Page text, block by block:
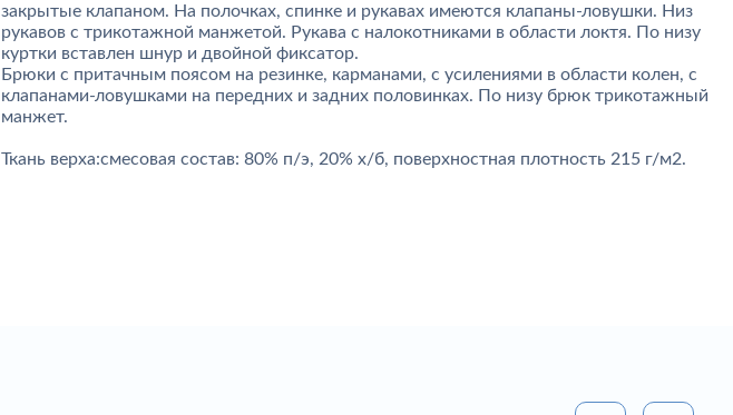
закрытые клапаном. На полочках, спинке и рукавах имеются клапаны-ловушки. Низ
рукавов с трикотажной манжетой. Рукава с налокотниками в области локтя. По низу
куртки вставлен шнур и двойной фиксатор.
Брюки с притачным поясом на резинке, карманами, с усилениями в области колен, с
клапанами-ловушками на передних и задних половинках. По низу брюк трикотажный
манжет.
Ткань верха:смесовая состав: 80% п/э, 20% х/б, поверхностная плотность 215 г/м2.